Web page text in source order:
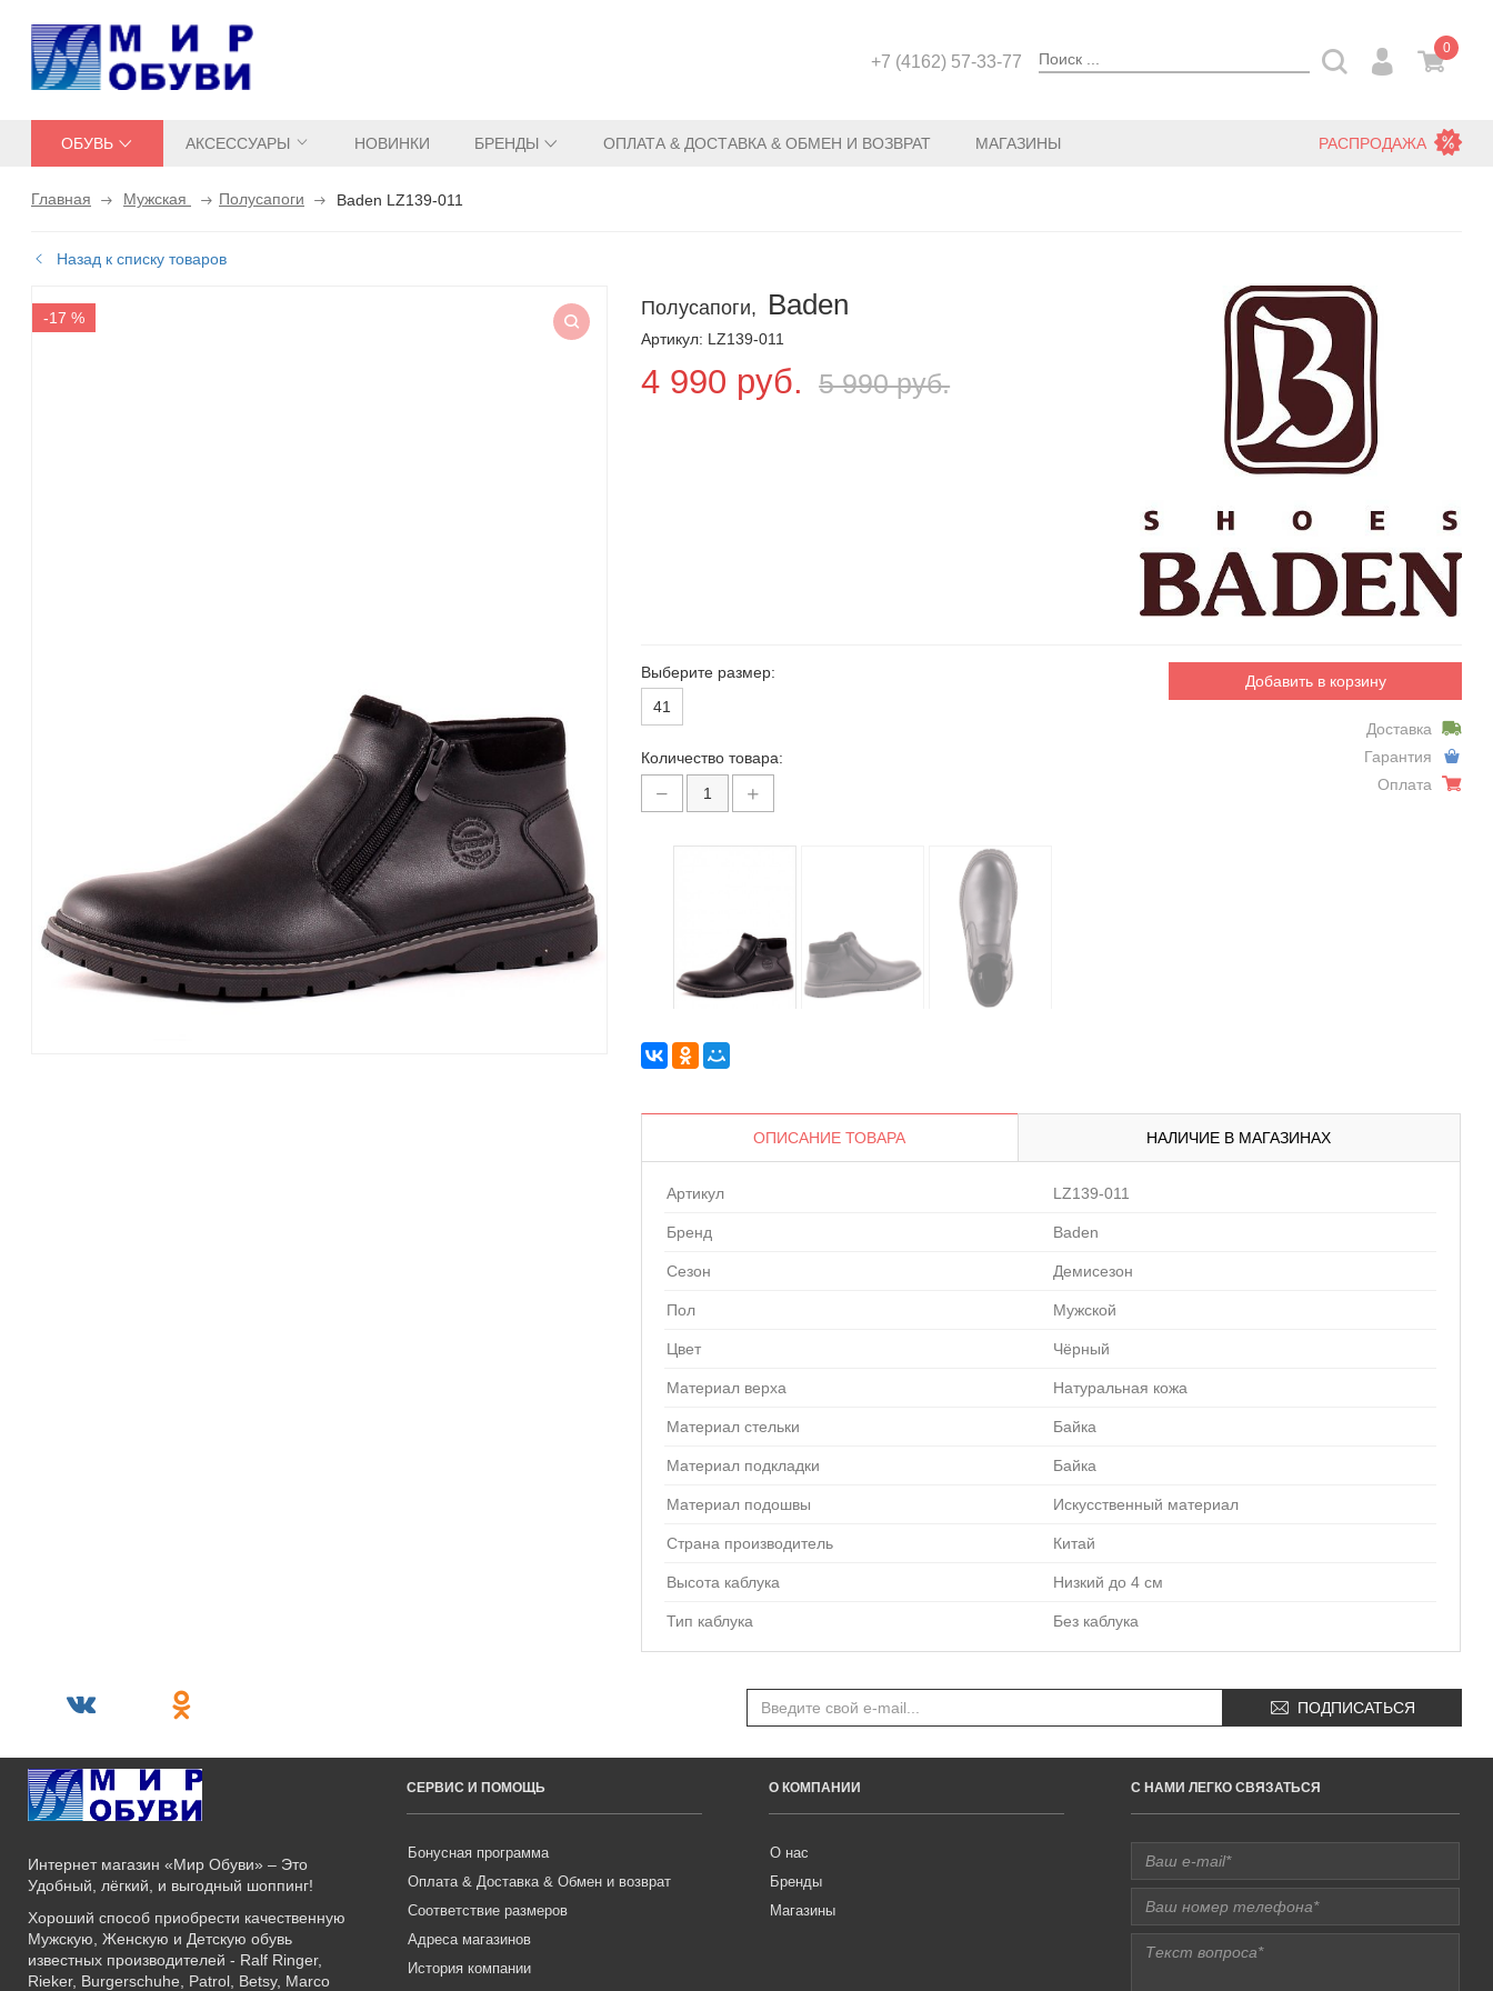
+7 (4162) 57-33-77
0
ОБУВЬ АКСЕССУАРЫ НОВИНКИ БРЕНДЫ ОПЛАТА & ДОСТАВКА & ОБМЕН И ВОЗВРАТ МАГАЗИНЫ РАСПРОДАЖА
Главная Мужская Полусапоги Baden LZ139-011
Назад к списку товаров
Полусапоги, Baden
Артикул: LZ139-011
4 990 руб. 5 990 руб.
Выберите размер:
41
Количество товара:
Добавить в корзину
Доставка
Гарантия
Оплата
ОПИСАНИЕ ТОВАРА НАЛИЧИЕ В МАГАЗИНАХ
Артикул LZ139-011
Бренд Baden
Сезон Демисезон
Пол Мужской
Цвет Чёрный
Материал верха Натуральная кожа
Материал стельки Байка
Материал подкладки Байка
Материал подошвы Искусственный материал
Страна производитель Китай
Высота каблука Низкий до 4 см
Тип каблука Без каблука
ПОДПИСАТЬСЯ
Интернет магазин «Мир Обуви» – Это
Удобный, лёгкий, и выгодный шоппинг!
Хороший способ приобрести качественную
Мужскую, Женскую и Детскую обувь
известных производителей - Ralf Ringer,
Rieker, Burgerschuhe, Patrol, Betsy, Marco
СЕРВИС И ПОМОЩЬ
Бонусная программа
Оплата & Доставка & Обмен и возврат
Соответствие размеров
Адреса магазинов
История компании
О КОМПАНИИ
О нас
Бренды
Магазины
C НАМИ ЛЕГКО СВЯЗАТЬСЯ